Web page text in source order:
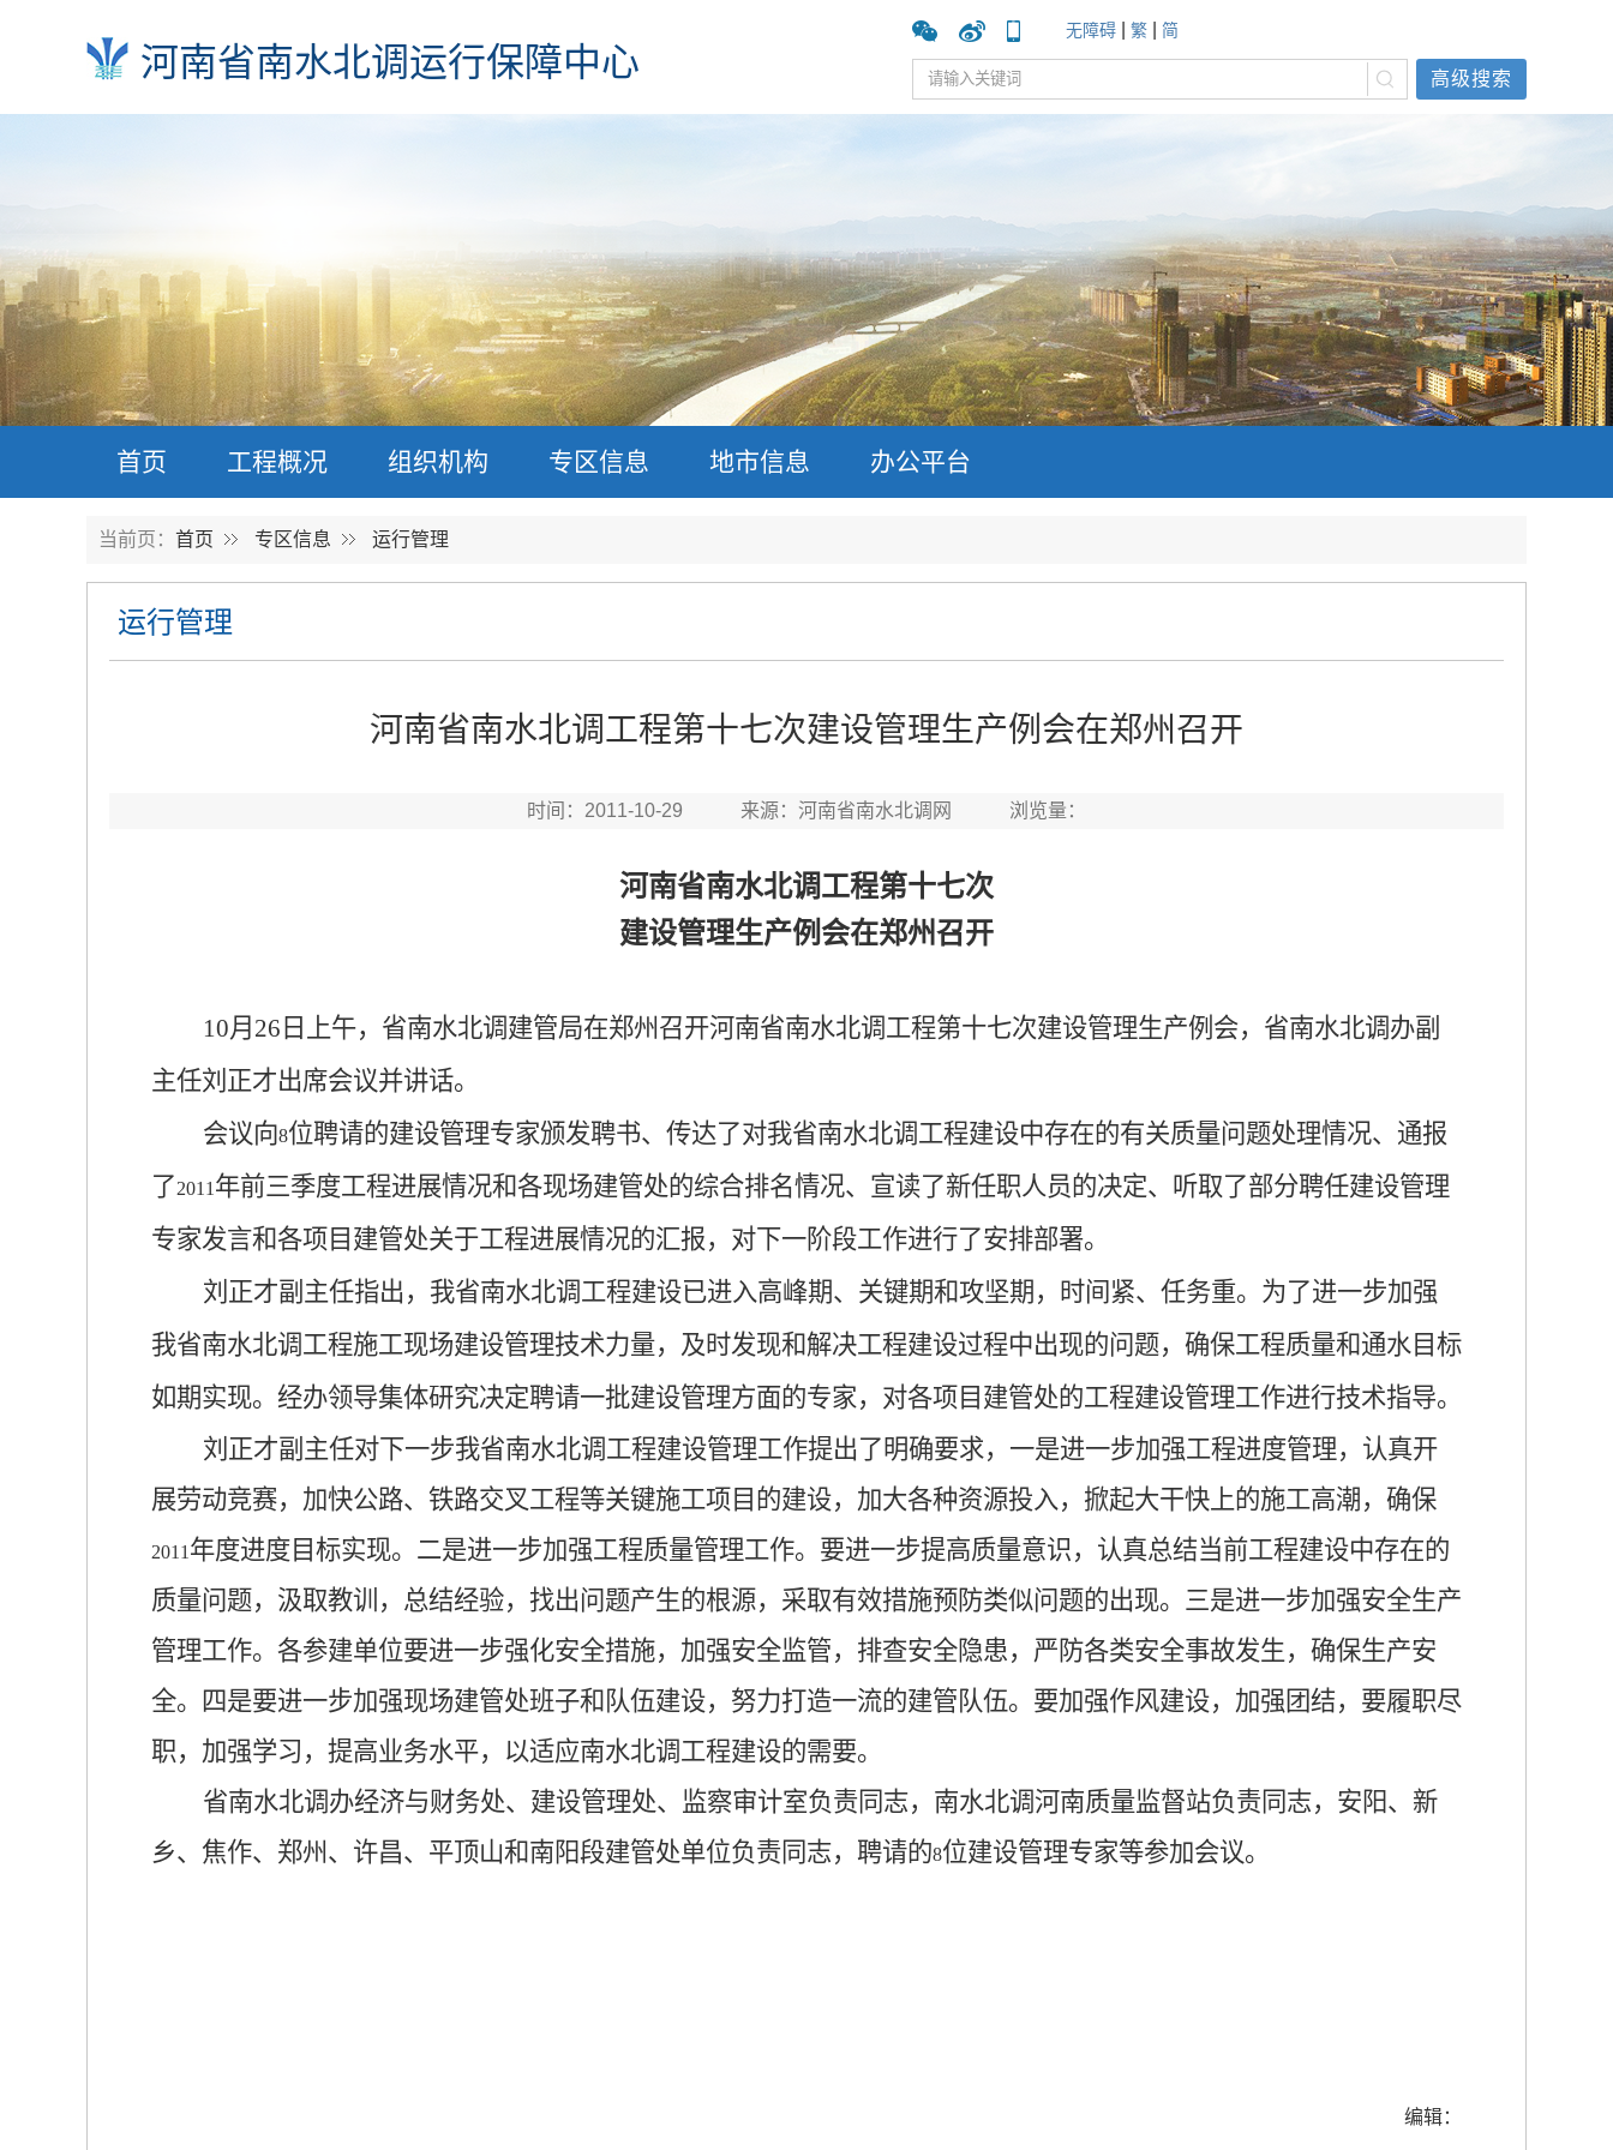
河南省南水北调运行保障中心
无障碍 繁 简
高级搜索
首页 工程概况 组织机构 专区信息 地市信息 办公平台
当前页： 首页 专区信息 运行管理
运行管理
河南省南水北调工程第十七次建设管理生产例会在郑州召开
时间：2011-10-29 来源：河南省南水北调网 浏览量：
河南省南水北调工程第十七次
建设管理生产例会在郑州召开
10月 26 日
上午，省南水北调建管局在郑州召开河南省南水北调工程第十七次建设管理生产例会，省南水北调办副
主任刘正才出席会议并讲话。
会议向8位聘请的建设管理专家颁发聘书、传达了对我省南水北调工程建设中存在的有关质量问题处理情况、通报
了2011 年前三季度工程进展情况和各现场建管处的综合排名情况、宣读了新任职人员的决定、听取了部分聘任建设管理
专家发言和各项目建管处关于工程进展情况的汇报，对下一阶段工作进行了安排部署。
刘正才副主任指出，我省南水北调工程建设已进入高峰期、关键期和攻坚期，时间紧、任务重。为了进一步加强
我省南水北调工程施工现场建设管理技术力量，及时发现和解决工程建设过程中出现的问题，确保工程质量和通水目标
如期实现。经办领导集体研究决定聘请一批建设管理方面的专家，对各项目建管处的工程建设管理工作进行技术指导。
刘正才副主任对下一步我省南水北调工程建设管理工作提出了明确要求，一是进一步加强工程进度管理，认真开
展劳动竞赛，加快公路、铁路交叉工程等关键施工项目的建设， 加大各种资源投入，掀起大干快上的施工高潮， 确保
2011 年度进度目标实现。二是进一步加强工程质量管理工作。要进一步提高质量意识，认真总结当前工程建设中存在的
质量问题，汲取教训，总结经验，找出问题产生的根源，采取有效措施预防类似问题的出现。三是进一步加强安全生产
管理工作。各参建单位要进一步强化安全措施，加强安全监管，排查安全隐患，严防各类安全事故发生，确保生产安
全。四是要进一步加强现场建管处班子和队伍建设，努力打造一流的建管队伍。要加强作风建设，加强团结，要履职尽
职，加强学习，提高业务水平，以适应南水北调工程建设的需要。
省南水北调办经济与财务处、建设管理处、监察审计室负责同志，南水北调河南质量监督站负责同志，安阳、新
乡、焦作、郑州、许昌、平顶山和南阳段建管处单位负责同志，聘请的8位建设管理专家等参加会议。
编辑：